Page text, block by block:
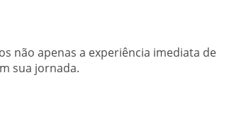
não apenas a experiência imediata de
sua jornada.